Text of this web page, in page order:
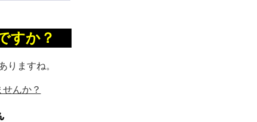
すか？
りますね。
んか？